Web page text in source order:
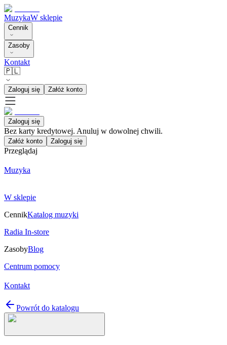
MuzykaW sklepie
Cennik
Zasoby
Kontakt
🇵🇱
Zaloguj się Załóż konto
Zaloguj się
Bez karty kredytowej. Anuluj w dowolnej chwili.
Załóż konto Zaloguj się
Przeglądaj
Muzyka
W sklepie
CennikKatalog muzyki
Radia In-store
ZasobyBlog
Centrum pomocy
Kontakt
Powrót do katalogu